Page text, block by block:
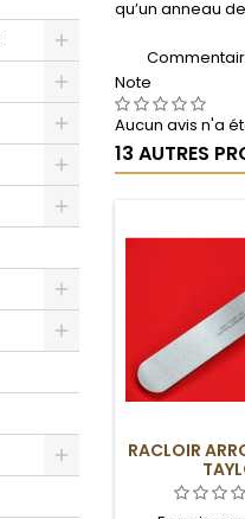
Toggle
Toggle
Toggle
Toggle
Toggle
Toggle
qu’un anneau
Note
Aucun avis n'a
13 AUTRES
RACLOIR